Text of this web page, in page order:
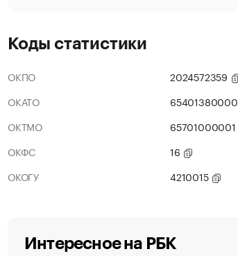
Коды статистики
ОКПО
2024572359
ОКАТО
65401380000
ОКТМО
65701000001
ОКФС
16
ОКОГУ
4210015
Интересное на РБК